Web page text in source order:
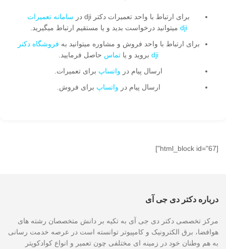
برای ارتباط با واحد تعمیرات دکتر dji در
سامانه تعمیرات
dji میتوانید درخواست بدید و یا مستقیم ارتباط میگیرید.
برای ارتباط با واحد فروش و مشاوره میتوانید به فروشگاه دکتر
djiبروید و یا تماس حاصل فرمایید.
ارسال پیام در واتساپ برای تعمیرات.
ارسال پیام در واتساپ برای فروش.
[html_block id="67"]
درباره دکتر دی جی آی
مرکز تخصصی دکتر دی جی آی به تکیه بر دانش متخصصان رشته های
هوافضا، برق الکترونیک و کامپیوتر توانسته است در عرصه خدمت رسانی
به هم وطنان خود در زمینه ای مختلفی چون تعمیر و انواع کوادکوپتر